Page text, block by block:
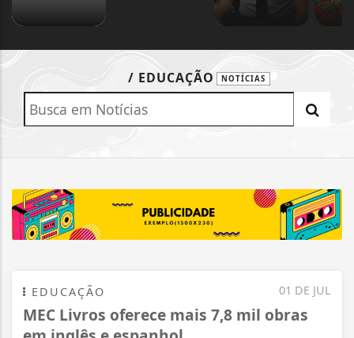
/ EDUCAÇÃO NOTÍCIAS
01 DE JUL
EDUCAÇÃO
MEC Livros oferece mais 7,8 mil obras